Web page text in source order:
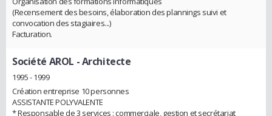
(Recensement des besoins, élaboration des plannings suivi et
convocation des stagiaires...)
Facturation.
Société AROL - Architecte
1995 - 1999
Création entreprise 10 personnes
ASSISTANTE POLYVALENTE
* Responsable de 3 services : commerciale, gestion et secrétariat